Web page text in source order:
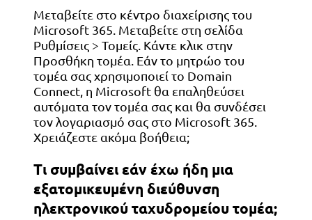
Μεταβείτε στο κέντρο διαχείρισης του
Microsoft 365. Μεταβείτε στη σελίδα
Ρυθμίσεις > Τομείς. Κάντε κλικ στην
Προσθήκη τομέα. Εάν το μητρώο του
τομέα σας χρησιμοποιεί το Domain
Connect, η Microsoft θα επαληθεύσει
αυτόματα τον τομέα σας και θα συνδέσει
τον λογαριασμό σας στο Microsoft 365.
Χρειάζεστε ακόμα βοήθεια;
Τι συμβαίνει εάν έχω ήδη μια
εξατομικευμένη διεύθυνση
ηλεκτρονικού ταχυδρομείου τομέα;